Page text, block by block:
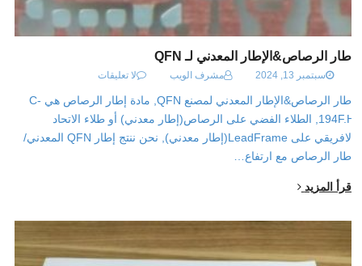
إطار الرصاص&الإطار المعدني لـ QFN
سبتمبر 13, 2024 مشرف الويب لا تعليقات
إطار الرصاص&الإطار المعدني لمصنع QFN, مادة إطار الرصاص هي C-
194F.H, الطلاء الفضي على الرصاص(إطار معدني) أو طلاء الاتحاد
الافريقي على LeadFrame(إطار معدني), نحن ننتج إطار QFN المعدني/
إطار الرصاص مع ارتفاع…
اقرأ المزيد